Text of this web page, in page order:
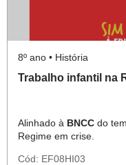
8º ano • História
Trabalho infantil na
Alinhado à BNCC do
Regime em crise.
Cód: EF08HI03